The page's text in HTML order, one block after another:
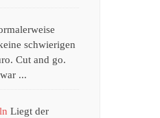
schwierigen
Cut and go.
...
Liegt der